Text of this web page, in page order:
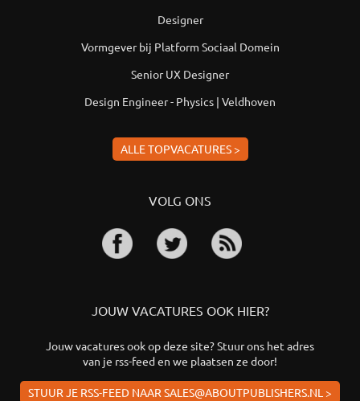
Designer
Vormgever bij Platform Sociaal Domein
Senior UX Designer
Design Engineer - Physics | Veldhoven
ALLE TOPVACATURES >
VOLG ONS
JOUW VACATURES OOK HIER?
Jouw vacatures ook op deze site? Stuur ons het adres
van je rss-feed en we plaatsen ze door!
STUUR JE RSS-FEED NAAR SALES@ABOUTPUBLISHERS.NL >